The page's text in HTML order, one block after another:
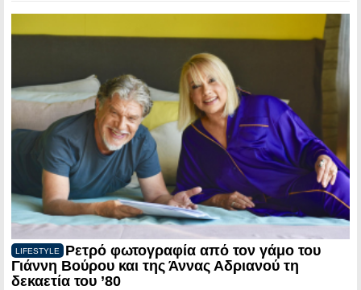
LIFESTYLE
Ρετρό φωτογραφία από τον γάμο του
Γιάννη Βούρου και της Άννας Αδριανού τη
δεκαετία του ’80